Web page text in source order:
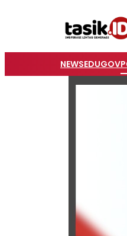
NEWSEDUGOV